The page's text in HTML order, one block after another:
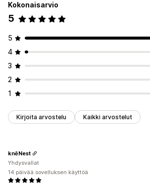
Kokonaisarvio
5
5
4
3
2
1
Kirjoita arvostelu Kaikki arvostelut
knēNest
Yhdysvallat
14 päivää sovelluksen käyttöä